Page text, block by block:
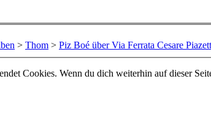
> Thom > Piz Boé über Via Ferrata Cesare
Cookies. Wenn du dich weiterhin auf dieser